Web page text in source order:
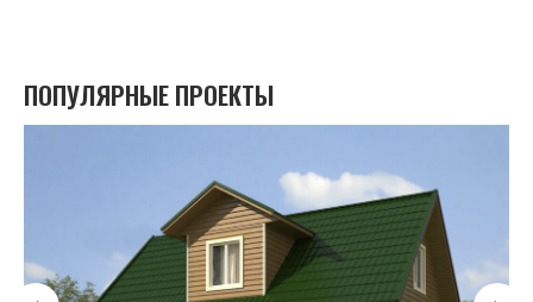
ПОПУЛЯРНЫЕ ПРОЕКТЫ